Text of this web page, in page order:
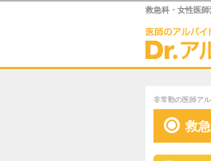
救急科・女性医
非常勤の医師ア
救